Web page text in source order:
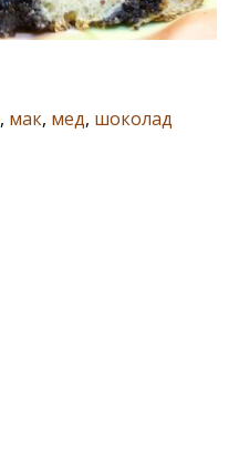
, мак, мед, шоколад